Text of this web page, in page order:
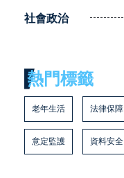
社會政治
熱門標籤
老年生活 法律保障
意定監護 資料安全